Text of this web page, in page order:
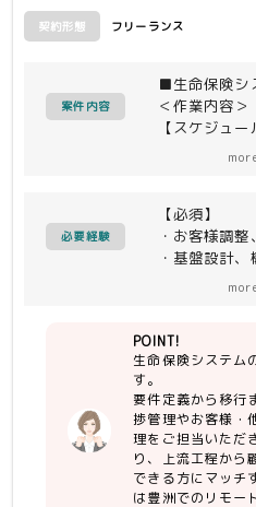
・行程：方
・経験年数：
契約形態 フリーランス
案件内容
■生命保険シ
＜作業内容＞
【スケジュー
試験（メンバ
・結合試験（
・システム移
・進捗管理
・お客様、他
・品質管理（
必要経験
【必須】
・お客様調
・基盤設計
・Windows
・WSFC（
Clustering
・
POINT!
生命保険システム
す。
要件定義から移行
捗管理やお客様・
理をご担当いただ
り、上流工程から
できる方にマッチ
は豊洲でのリモー